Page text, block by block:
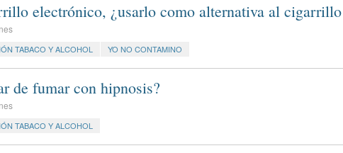
electrónico, ¿usarlo como alternativa al
TABACO Y ALCOHOL YO NO CONTAMINO
de fumar con hipnosis?
TABACO Y ALCOHOL